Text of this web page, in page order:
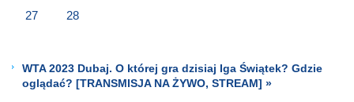
27 28
WTA 2023 Dubaj. O której gra dzisiaj Iga Świątek? Gdzie
oglądać? [TRANSMISJA NA ŻYWO, STREAM] »